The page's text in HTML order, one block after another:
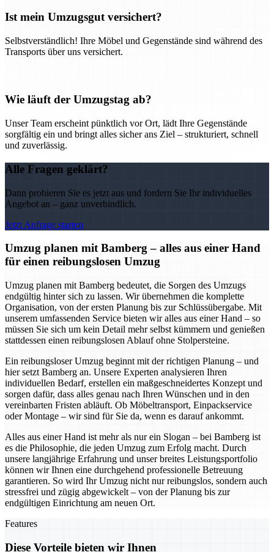
Ist mein Umzugsgut versichert?
Selbstverständlich! Ihre Möbel und Gegenstände sind während des
Transports über uns versichert.
Wie läuft der Umzugstag ab?
Unser Team erscheint pünktlich vor Ort, lädt Ihre Gegenstände
sorgfältig ein und bringt alles sicher ans Ziel – strukturiert, schnell
und zuverlässig.
Alle Fragen geklärt?
Dann probieren Sie es jetzt aus und fordern Sie Ihr individuelles
Angebot an – ganz unverbindlich.
Jetzt Anfrage starten
Umzug planen mit Bamberg – alles aus einer Hand
für einen reibungslosen Umzug
Umzug planen mit Bamberg bedeutet, die Sorgen des Umzugs
endgültig hinter sich zu lassen. Wir übernehmen die komplette
Organisation, von der ersten Planung bis zur Schlüssübergabe. Mit
unserem umfassenden Service bieten wir alles aus einer Hand – so
müssen Sie sich um kein Detail mehr selbst kümmern und genießen
stattdessen einen reibungslosen Ablauf ohne Stolpersteine.
Ein reibungsloser Umzug beginnt mit der richtigen Planung – und
hier setzt Bamberg an. Unsere Experten analysieren Ihren
individuellen Bedarf, erstellen ein maßgeschneidertes Konzept und
sorgen dafür, dass alles genau nach Ihren Wünschen und in den
vereinbarten Fristen abläuft. Ob Möbeltransport, Einpackservice
oder Montage – wir sind für Sie da, wenn es darauf ankommt.
Alles aus einer Hand ist mehr als nur ein Slogan – bei Bamberg ist
es die Philosophie, die jeden Umzug zum Erfolg macht. Durch
unsere langjährige Erfahrung und unser breites Leistungsportfolio
können wir Ihnen eine durchgehend professionelle Betreuung
garantieren. So wird Ihr Umzug nicht nur reibungslos, sondern auch
stressfrei und zügig abgewickelt – von der Planung bis zur
endgültigen Einrichtung am neuen Ort.
Features
Diese Vorteile bieten wir Ihnen